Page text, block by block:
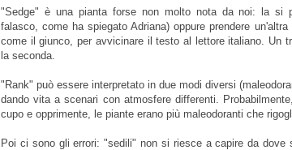
"Sedge" è una pianta forse non molto nota da noi: la si
falasco, come ha spiegato Adriana) oppure prendere
come il giunco, per avvicinare il testo al lettore italiano. Un
la seconda.
"Rank" può essere interpretato in due modi diversi
dando vita a scenari con atmosfere differenti.
cupo e opprimente, le piante erano più maleodoranti che
Poi ci sono gli errori: "sedili" non si riesce a capire da